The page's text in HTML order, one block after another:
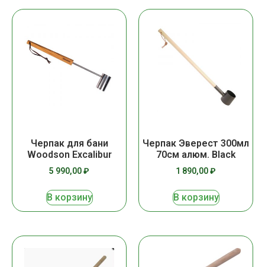
Черпак для бани
Woodson Excalibur
5 990,00₽
В корзину
Черпак Эверест 300мл
70см алюм. Black
1 890,00₽
В корзину